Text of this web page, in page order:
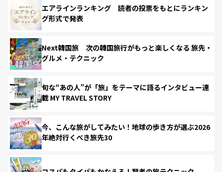
エアラインランキング 読者の投票をもとにランキン
グ形式で発表
Next韓国旅 次の韓国旅行がもっと楽しくなる 旅先・
グルメ・テクニック
旬な“あの人”が「旅」をテーマに語るインタビュー連
載 MY TRAVEL STORY
今、こんな旅がしてみたい！地球の歩き方が選ぶ2026
年絶対行くべき旅先30